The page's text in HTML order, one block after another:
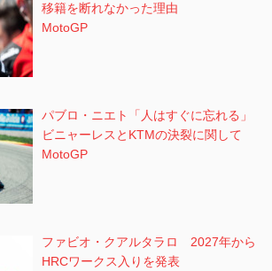
移籍を断れなかった理由
MotoGP
パブロ・ニエト「人はすぐに忘れる」
ビニャーレスとKTMの決裂に関して
MotoGP
ファビオ・クアルタラロ 2027年から
HRCワークス入りを発表